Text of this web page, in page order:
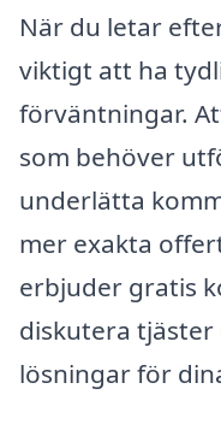
När du letar
viktigt att ha
förväntningar.
som behöver
underlätta
mer exakta
erbjuder gratis
diskutera tjäster
lösningar för